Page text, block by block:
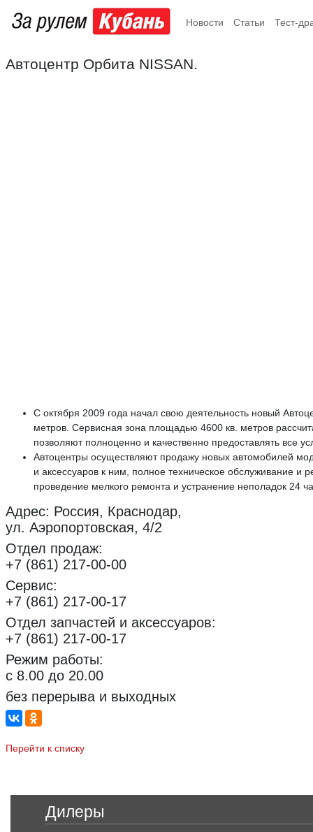
Новости Статьи Тест-
Автоцентр Орбита NISSAN.
С октября 2009 года начал свою деятельность новый
метров. Сервисная зона площадью 4600 кв. метров
позволяют полноценно и качественно предоставлять все
Автоцентры осуществляют продажу новых автомобилей
и аксессуаров к ним, полное техническое обслуживание и
проведение мелкого ремонта и устранение неполадок 24
Адрес: Россия, Краснодар,
ул. Аэропортовская, 4/2
Отдел продаж:
+7 (861) 217-00-00
Сервис:
+7 (861) 217-00-17
Отдел запчастей и аксессуаров:
+7 (861) 217-00-17
Режим работы:
с 8.00 до 20.00
без перерыва и выходных
Перейти к списку
Дилеры